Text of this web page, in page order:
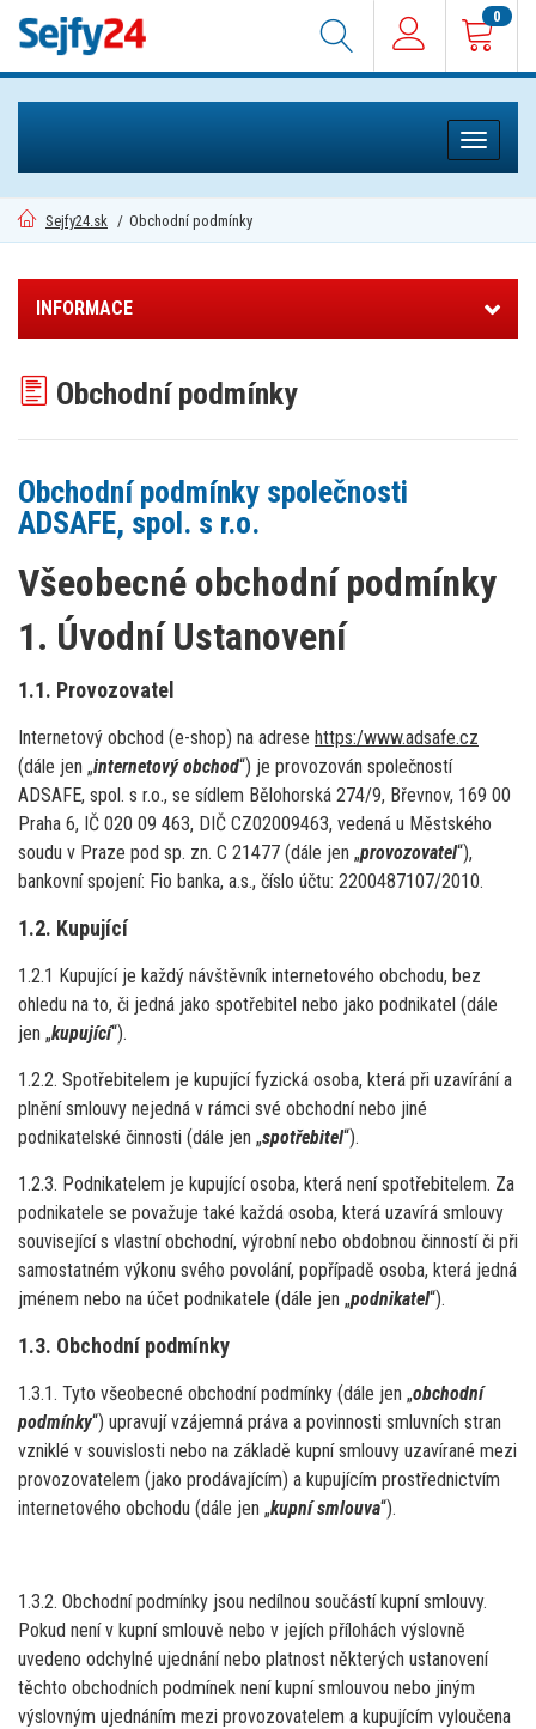
0
Toggle
Sejfy24.sk / Obchodní podmínky
INFORMACE
Obchodní podmínky
Obchodní podmínky společnosti
ADSAFE, spol. s r.o.
Všeobecné obchodní podmínky
1. Úvodní Ustanovení
1.1. Provozovatel
Internetový obchod (e-shop) na adrese https:/www.adsafe.cz
(dále jen „internetový obchod“) je provozován společností
ADSAFE, spol. s r.o., se sídlem Bělohorská 274/9, Břevnov, 169 00
Praha 6, IČ 020 09 463, DIČ CZ02009463, vedená u Městského
soudu v Praze pod sp. zn. C 21477 (dále jen „provozovatel“),
bankovní spojení: Fio banka, a.s., číslo účtu: 2200487107/2010.
1.2. Kupující
1.2.1 Kupující je každý návštěvník internetového obchodu, bez
ohledu na to, či jedná jako spotřebitel nebo jako podnikatel (dále
jen „kupující“).
1.2.2. Spotřebitelem je kupující fyzická osoba, která při uzavírání a
plnění smlouvy nejedná v rámci své obchodní nebo jiné
podnikatelské činnosti (dále jen „spotřebitel“).
1.2.3. Podnikatelem je kupující osoba, která není spotřebitelem. Za
podnikatele se považuje také každá osoba, která uzavírá smlouvy
související s vlastní obchodní, výrobní nebo obdobnou činností či při
samostatném výkonu svého povolání, popřípadě osoba, která jedná
jménem nebo na účet podnikatele (dále jen „podnikatel“).
1.3. Obchodní podmínky
1.3.1. Tyto všeobecné obchodní podmínky (dále jen „obchodní
podmínky“) upravují vzájemná práva a povinnosti smluvních stran
vzniklé v souvislosti nebo na základě kupní smlouvy uzavírané mezi
provozovatelem (jako prodávajícím) a kupujícím prostřednictvím
internetového obchodu (dále jen „kupní smlouva“).
1.3.2. Obchodní podmínky jsou nedílnou součástí kupní smlouvy.
Pokud není v kupní smlouvě nebo v jejích přílohách výslovně
uvedeno odchylné ujednání nebo platnost některých ustanovení
těchto obchodních podmínek není kupní smlouvou nebo jiným
výslovným ujednáním mezi provozovatelem a kupujícím vyloučena